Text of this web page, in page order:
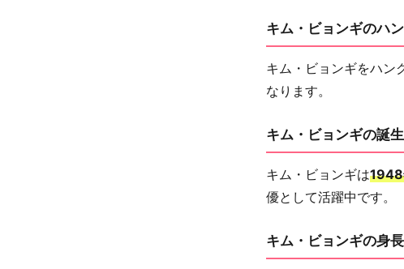
キム・ビョンギのハ
キム・ビョンギをハン
なります。
キム・ビョンギの誕
キム・ビョンギは1948
優として活躍中です。
キム・ビョンギの身